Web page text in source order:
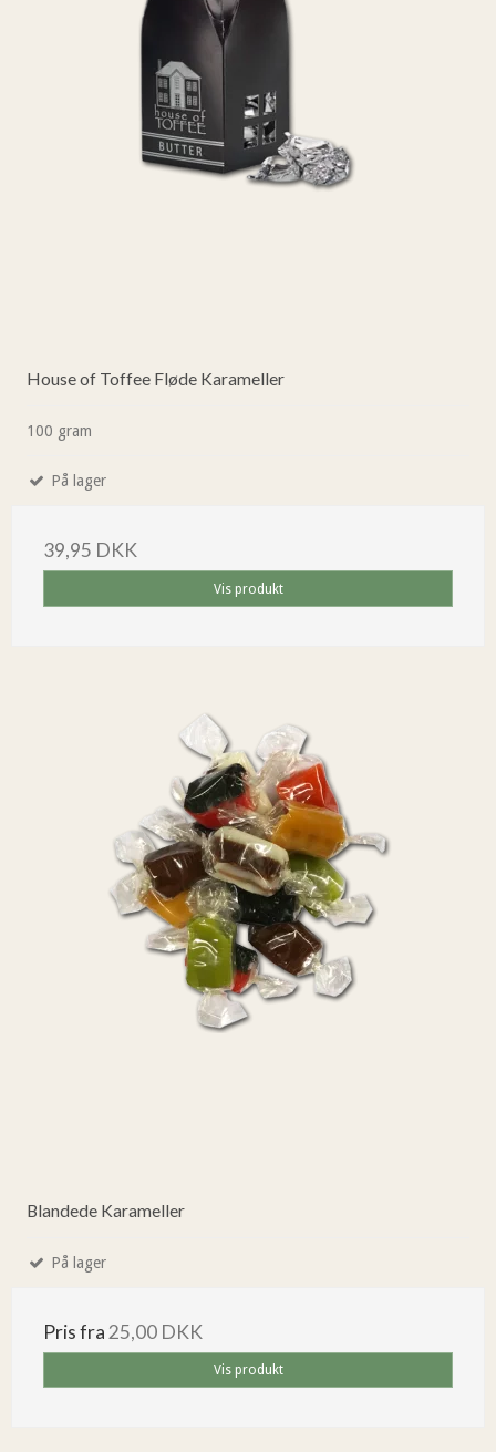
House of Toffee Fløde Karameller
100 gram
På lager
39,95 DKK
Vis produkt
Blandede Karameller
På lager
Pris fra 25,00 DKK
Vis produkt